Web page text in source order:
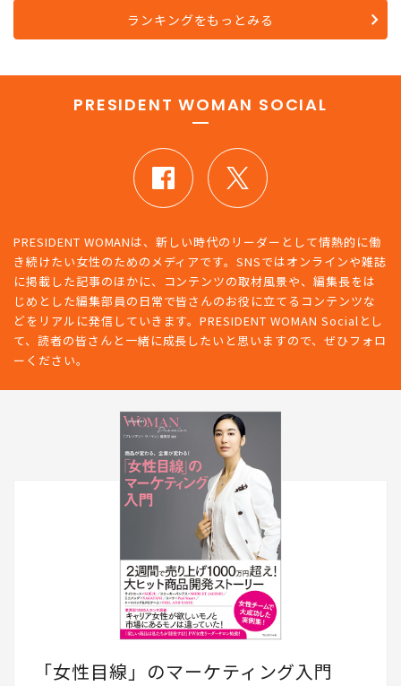
ランキングをもっとみる
PRESIDENT WOMAN SOCIAL
PRESIDENT WOMANは、新しい時代のリーダーとして情熱的に働
き続けたい女性のためのメディアです。SNSではオンラインや雑誌
に掲載した記事のほかに、コンテンツの取材風景や、編集長をは
じめとした編集部員の日常で皆さんのお役に立てるコンテンツな
どをリアルに発信していきます。PRESIDENT WOMAN Socialとし
て、読者の皆さんと一緒に成長したいと思いますので、ぜひフォロ
ーください。
「女性目線」のマーケティング入門